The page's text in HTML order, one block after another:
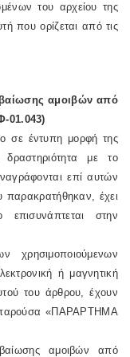
του αρχείου της
που ορίζεται από τις
αμοιβών από
01.043)
σε έντυπη μορφή της
δραστηριότητα με το
επί αυτών
έχει
στην
χρησιμοποιούμενων
ή μαγνητική
του άρθρου, έχουν
παρούσα «ΠΑΡΑΡΤΗΜΑ
αμοιβών από